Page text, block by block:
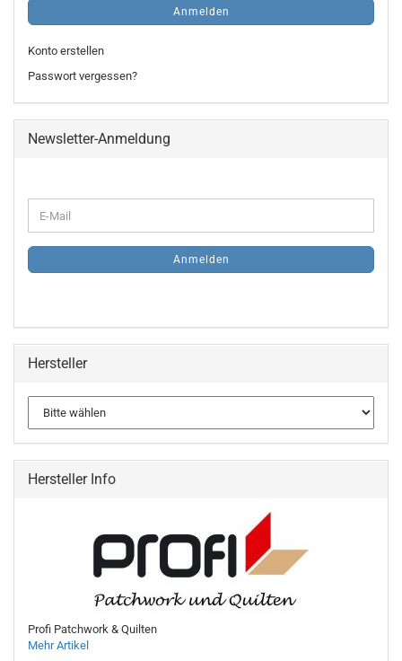
Anmelden
Konto erstellen
Passwort vergessen?
Newsletter-Anmeldung
ZUR
ANMELDUNG
E-
Mail
Anmelden
Hersteller
Hersteller Info
Profi Patchwork & Quilten
Mehr Artikel